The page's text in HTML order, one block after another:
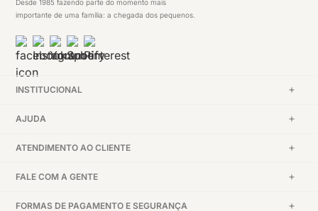
Desde 1985 fazendo parte do momento mais
importante de uma família: a chegada dos pequenos.
INSTITUCIONAL
AJUDA
ATENDIMENTO AO CLIENTE
FALE COM A GENTE
FORMAS DE PAGAMENTO E SEGURANÇA